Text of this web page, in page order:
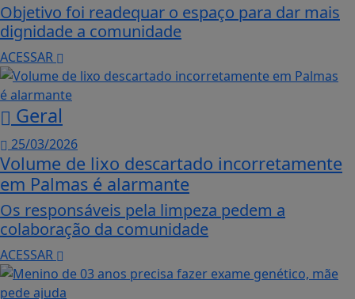
Objetivo foi readequar o espaço para dar mais
dignidade a comunidade
ACESSAR
Geral
25/03/2026
Volume de lixo descartado incorretamente
em Palmas é alarmante
Os responsáveis pela limpeza pedem a
colaboração da comunidade
ACESSAR